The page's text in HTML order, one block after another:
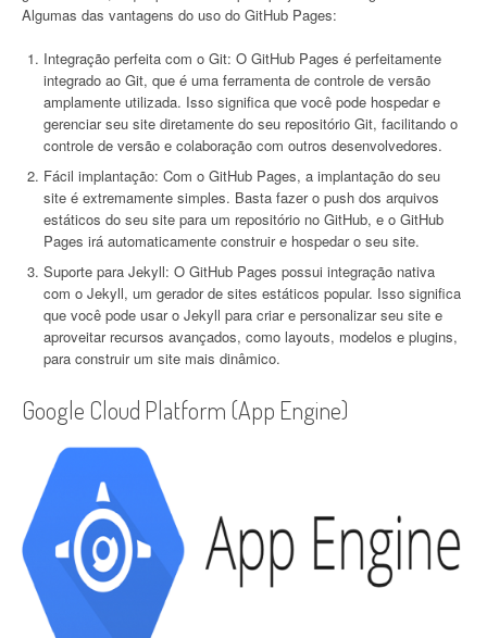
Algumas das vantagens do uso do GitHub Pages:
Integração perfeita com o Git: O GitHub Pages é perfeitamente
integrado ao Git, que é uma ferramenta de controle de versão
amplamente utilizada. Isso significa que você pode hospedar e
gerenciar seu site diretamente do seu repositório Git, facilitando o
controle de versão e colaboração com outros desenvolvedores.
Fácil implantação: Com o GitHub Pages, a implantação do seu
site é extremamente simples. Basta fazer o push dos arquivos
estáticos do seu site para um repositório no GitHub, e o GitHub
Pages irá automaticamente construir e hospedar o seu site.
Suporte para Jekyll: O GitHub Pages possui integração nativa
com o Jekyll, um gerador de sites estáticos popular. Isso significa
que você pode usar o Jekyll para criar e personalizar seu site e
aproveitar recursos avançados, como layouts, modelos e plugins,
para construir um site mais dinâmico.
Google Cloud Platform (App Engine)